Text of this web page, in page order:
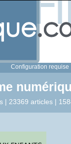
Configuration requise
| 23369 articles |